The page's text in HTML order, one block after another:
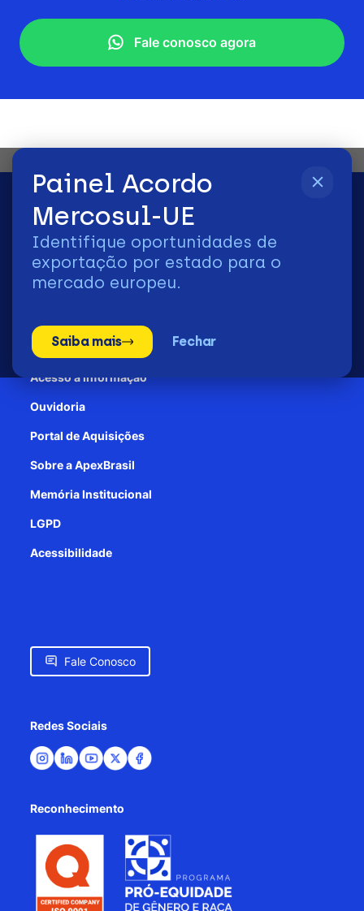
Fale conosco agora
Painel Acordo
Mercosul-UE
Identifique oportunidades de
exportação por estado para o
mercado europeu.
Saiba mais Fechar
2026 | © Todos os Direitos Reservados - ApexBrasil
Patrocínio
Acesso à informação
Ouvidoria
Portal de Aquisições
Sobre a ApexBrasil
Memória Institucional
LGPD
Acessibilidade
Fale Conosco
Redes Sociais
Reconhecimento